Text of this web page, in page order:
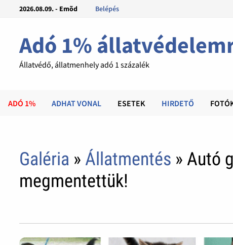
2026.08.09. - Emõd Belépés
Adó 1%
Állatvédő, állatmenhely adó 1 százalék
ADÓ 1% ADHAT VONAL ESETEK HIRDETŐ
Galéria » Állatmentés » Autó
megmentettük!